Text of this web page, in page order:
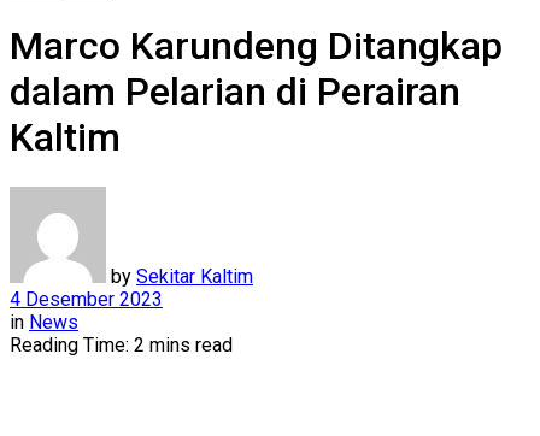
Marco Karundeng Ditangkap
dalam Pelarian di Perairan
Kaltim
by Sekitar Kaltim
4 Desember 2023
in News
Reading Time: 2 mins read